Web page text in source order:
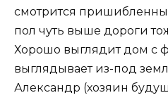
смотрится
пол чуть выше дороги
Хорошо выглядит дом с
выглядывает из-под
Александр (хозяин